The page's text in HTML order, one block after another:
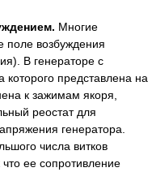
Многие
поле возбуждения
В генераторе с
представлена на
к зажимам якоря,
реостат для
генератора.
числа витков
ее сопротивление